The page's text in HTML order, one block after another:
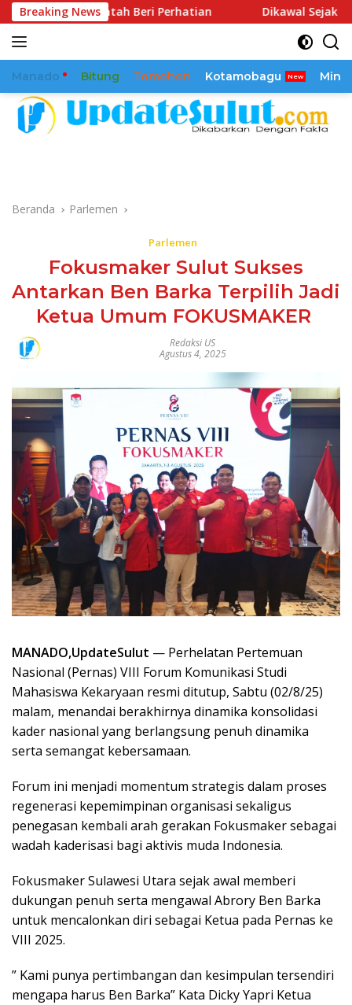
Langsung
ke
konten
Breaking News
Beri Perhatian Dikawal Sejak 2025, Reamly
Manado Bitung Tomohon Kotamobagu
Beranda Parlemen
Parlemen
Fokusmaker Sulut Sukses
Antarkan Ben Barka Terpilih Jadi
Ketua Umum FOKUSMAKER
Redaksi US
Agustus 4, 2025
MANADO,UpdateSulut — Perhelatan Pertemuan
Nasional (Pernas) VIII Forum Komunikasi Studi
Mahasiswa Kekaryaan resmi ditutup, Sabtu (02/8/25)
malam, menandai berakhirnya dinamika konsolidasi
kader nasional yang berlangsung penuh dinamika
serta semangat kebersamaan.
Forum ini menjadi momentum strategis dalam proses
regenerasi kepemimpinan organisasi sekaligus
penegasan kembali arah gerakan Fokusmaker sebagai
wadah kaderisasi bagi aktivis muda Indonesia.
Fokusmaker Sulawesi Utara sejak awal memberi
dukungan penuh serta mengawal Abrory Ben Barka
untuk mencalonkan diri sebagai Ketua pada Pernas ke
VIII 2025.
” Kami punya pertimbangan dan kesimpulan tersendiri
mengapa harus Ben Barka” Kata Dicky Yapri Ketua